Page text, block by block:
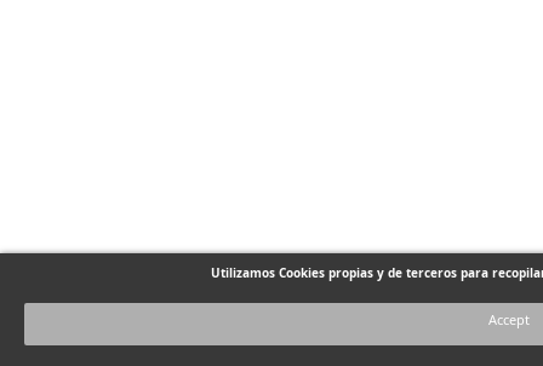
Utilizamos Cookies propias y de terceros para
Accept